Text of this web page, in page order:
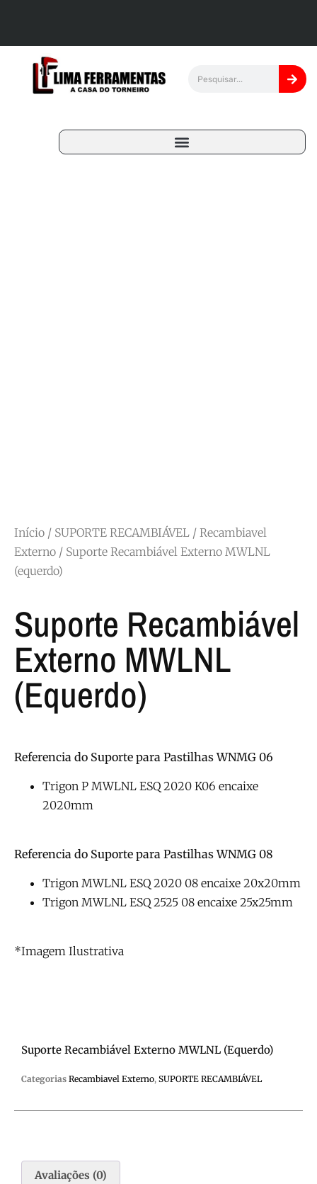
Início / SUPORTE RECAMBIÁVEL / Recambiavel
Externo / Suporte Recambiável Externo MWLNL
(equerdo)
Suporte Recambiável
Externo MWLNL
(equerdo)
Referencia do Suporte para Pastilhas WNMG 06
Trigon P MWLNL ESQ 2020 K06 encaixe
2020mm
Referencia do Suporte para Pastilhas WNMG 08
Trigon MWLNL ESQ 2020 08 encaixe 20x20mm
Trigon MWLNL ESQ 2525 08 encaixe 25x25mm
*Imagem Ilustrativa
Suporte Recambiável Externo MWLNL (equerdo)
Categorias Recambiavel Externo, SUPORTE RECAMBIÁVEL
Avaliações (0)